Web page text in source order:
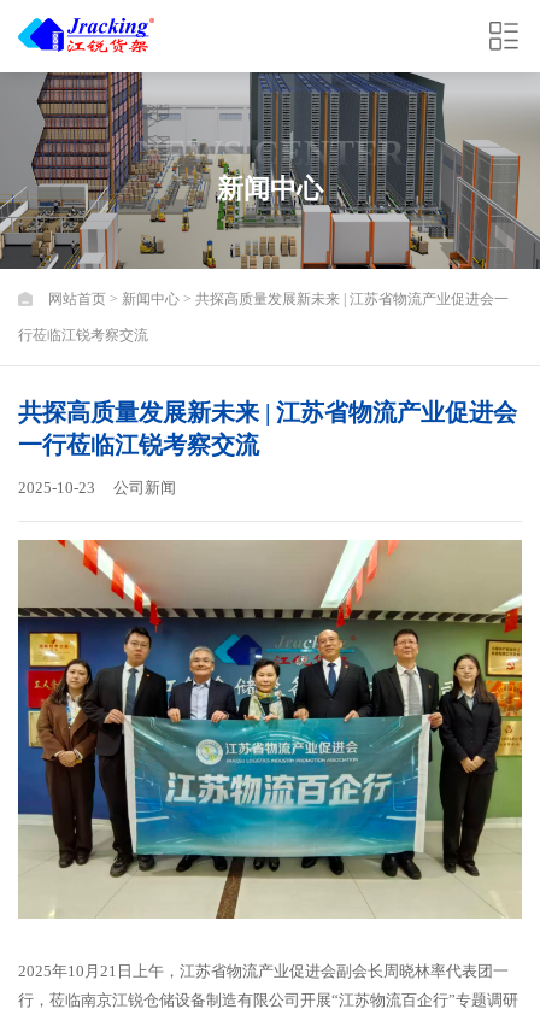
NEWS CENTER
新闻中心
网站首页 > 新闻中心 > 共探高质量发展新未来 | 江苏省物流产业促进会一
行莅临江锐考察交流
共探高质量发展新未来 | 江苏省物流产业促进会
一行莅临江锐考察交流
2025-10-23 公司新闻
2025年10月21日上午，江苏省物流产业促进会副会长周晓林率代表团一
行，莅临南京江锐仓储设备制造有限公司开展“江苏物流百企行”专题调研